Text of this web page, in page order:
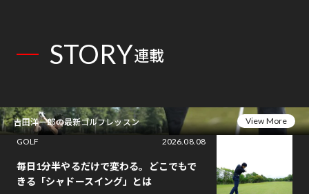
STORY連載
吉田洋一郎の最新ゴルフレッスン
View More
GOLF
2026.08.08
毎日1分半やるだけで変わる。どこでもで
きる「シャドースイング」とは